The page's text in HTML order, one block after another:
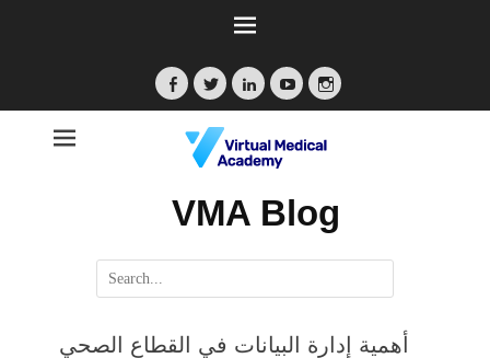
Facebook
TwitterLinkedInYouTubeInstagram
VMA Blog
Search
for:
أهمية إدارة البيانات في القطاع الصحي